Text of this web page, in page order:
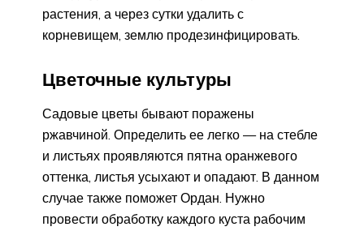
растения, а через сутки удалить с
корневищем, землю продезинфицировать.
Цветочные культуры
Садовые цветы бывают поражены
ржавчиной. Определить ее легко — на стебле
и листьях проявляются пятна оранжевого
оттенка, листья усыхают и опадают. В данном
случае также поможет Ордан. Нужно
провести обработку каждого куста рабочим